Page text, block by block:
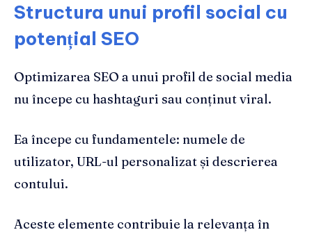
Structura unui profil social cu
potențial SEO
Optimizarea SEO a unui profil de social media
nu începe cu hashtaguri sau conținut viral.
Ea începe cu fundamentele: numele de
utilizator, URL-ul personalizat și descrierea
contului.
Aceste elemente contribuie la relevanța în